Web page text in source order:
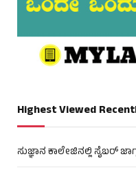
Highest Viewed
ಸುಜ್ಞಾನ ಕಾಲೇಜಿನಲ್ಲಿ ಸೈಬರ್